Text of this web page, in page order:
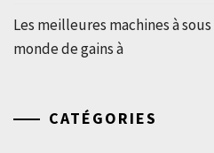
Les meilleures machines à
monde de gains à
CATÉGORIES